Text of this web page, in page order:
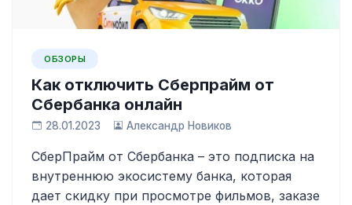
ОБЗОРЫ
Как отключить Сберпрайм от
Сбербанка онлайн
28.01.2023 Александр Новиков
СберПрайм от Сбербанка – это подписка на
внутреннюю экосистему банка, которая
дает скидку при просмотре фильмов, заказе